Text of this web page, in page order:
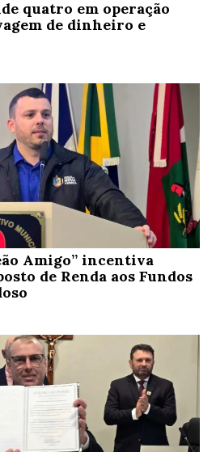
quatro em operação
de dinheiro e
Amigo” incentiva
de Renda aos Fundos